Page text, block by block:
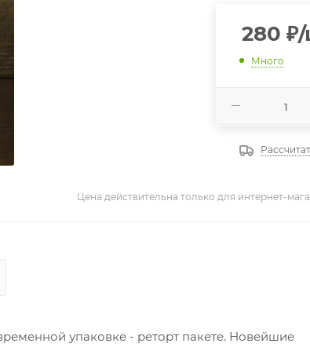
280 ₽
Много
Цена действительна только для интернет-
упаковке - реторт пакете. Новейшие